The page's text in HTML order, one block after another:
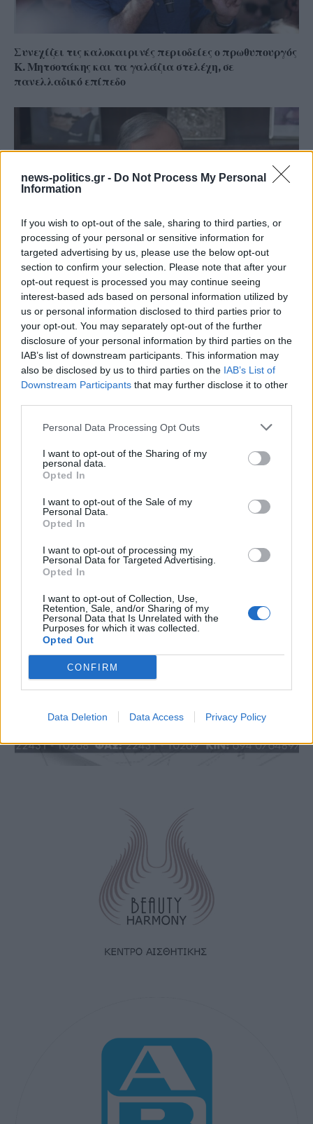
news-politics.gr - Do Not Process My Personal
Information
If you wish to opt-out of the sale, sharing to third parties, or
processing of your personal or sensitive information for
targeted advertising by us, please use the below opt-out
section to confirm your selection. Please note that after your
opt-out request is processed you may continue seeing
interest-based ads based on personal information utilized by
us or personal information disclosed to third parties prior to
your opt-out. You may separately opt-out of the further
disclosure of your personal information by third parties on the
IAB’s list of downstream participants. This information may
also be disclosed by us to third parties on the IAB’s List of
Downstream Participants that may further disclose it to other
Personal Data Processing Opt Outs
I want to opt-out of the Sharing of my
personal data.
Opted In
I want to opt-out of the Sale of my
Personal Data.
Opted In
I want to opt-out of processing my
Personal Data for Targeted Advertising.
Opted In
I want to opt-out of Collection, Use,
Retention, Sale, and/or Sharing of my
Personal Data that Is Unrelated with the
Purposes for which it was collected.
Opted Out
CONFIRM
Data Deletion Data Access Privacy Policy
Συνεχίζει τις καλοκαιρινές περιοδείες ο πρωθυπουργός
Κ. Μητσοτάκης και τα γαλάζια στελέχη, σε
πανελλαδικό επίπεδο
Δεν την «πάτησε» τελικά ο Σαμαράς – Όταν οι άλλοι
έτρεχαν, εκείνος παρέμεινε ψύχραιμος χωρίς να
βιάζεται